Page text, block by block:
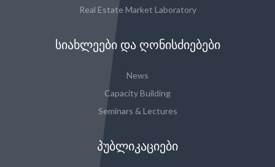
Real Estate Market Laboratory
ᲡᲘᲐᲮᲚᲔᲔᲑᲘ ᲓᲐ ᲦᲝᲜᲘᲡᲫᲘᲔᲑᲔᲑᲘ
News
Capacity Building
Seminars & Lectures
ᲞᲣᲑᲚᲘᲙᲐᲪᲘᲔᲑᲘ